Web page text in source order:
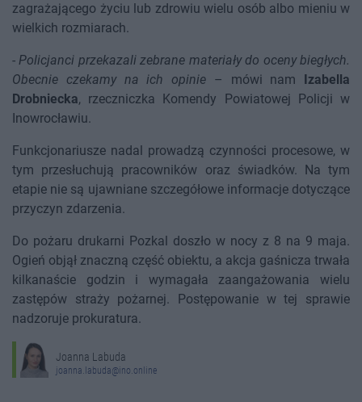
zagrażającego życiu lub zdrowiu wielu osób albo mieniu w
wielkich rozmiarach.
-Policjanci przekazali zebrane materiały do oceny biegłych.
Obecnie czekamy na ich opinie – mówi nam
Izabella
Drobniecka, rzeczniczka Komendy Powiatowej Policji w
Inowrocławiu.
Funkcjonariusze nadal prowadzą czynności procesowe, w
tym przesłuchują pracowników oraz świadków. Na tym
etapie nie są ujawniane szczegółowe informacje dotyczące
przyczyn zdarzenia.
Do pożaru drukarni Pozkal doszło w nocy z 8 na 9 maja.
Ogień objął znaczną część obiektu, a akcja gaśnicza trwała
kilkanaście godzin i wymagała zaangażowania wielu
zastępów straży pożarnej. Postępowanie w tej sprawie
nadzoruje prokuratura.
Joanna Labuda
joanna.labuda@ino.online